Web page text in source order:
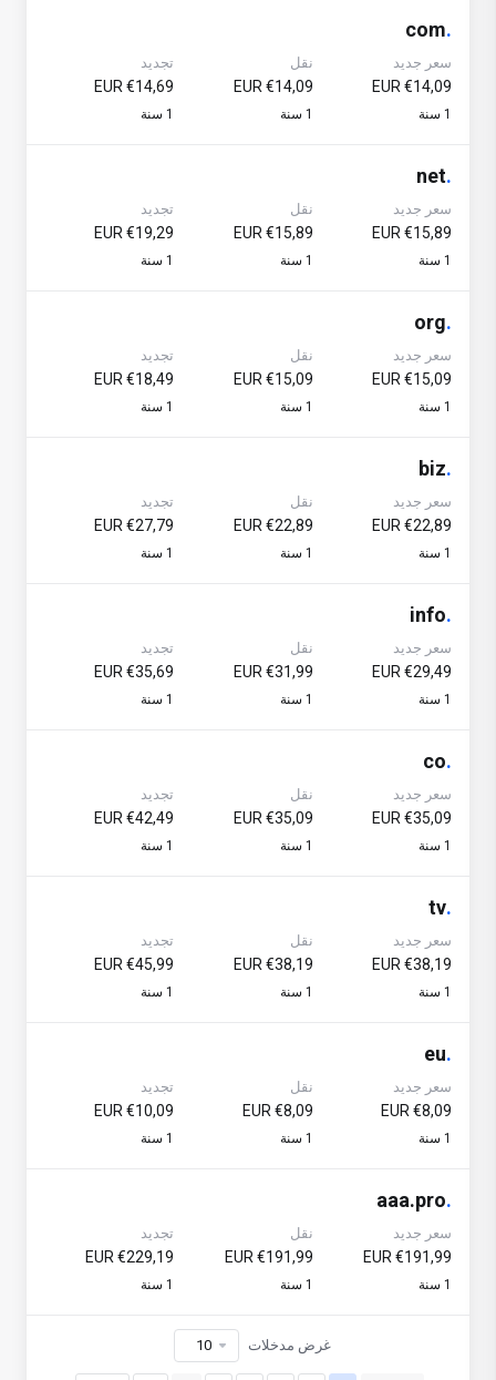
.
com
سعر جديد
€14,09 EUR
1 سنة
نقل
€14,09 EUR
1 سنة
تجديد
€14,69 EUR
1 سنة
.
net
سعر جديد
€15,89 EUR
1 سنة
نقل
€15,89 EUR
1 سنة
تجديد
€19,29 EUR
1 سنة
.
org
سعر جديد
€15,09 EUR
1 سنة
نقل
€15,09 EUR
1 سنة
تجديد
€18,49 EUR
1 سنة
.
biz
سعر جديد
€22,89 EUR
1 سنة
نقل
€22,89 EUR
1 سنة
تجديد
€27,79 EUR
1 سنة
.
info
سعر جديد
€29,49 EUR
1 سنة
نقل
€31,99 EUR
1 سنة
تجديد
€35,69 EUR
1 سنة
.
co
سعر جديد
€35,09 EUR
1 سنة
نقل
€35,09 EUR
1 سنة
تجديد
€42,49 EUR
1 سنة
.
tv
سعر جديد
€38,19 EUR
1 سنة
نقل
€38,19 EUR
1 سنة
تجديد
€45,99 EUR
1 سنة
.
eu
سعر جديد
€8,09 EUR
1 سنة
نقل
€8,09 EUR
1 سنة
تجديد
€10,09 EUR
1 سنة
.
aaa.pro
سعر جديد
€191,99 EUR
1 سنة
نقل
€191,99 EUR
1 سنة
تجديد
€229,19 EUR
1 سنة
غرض مدخلات